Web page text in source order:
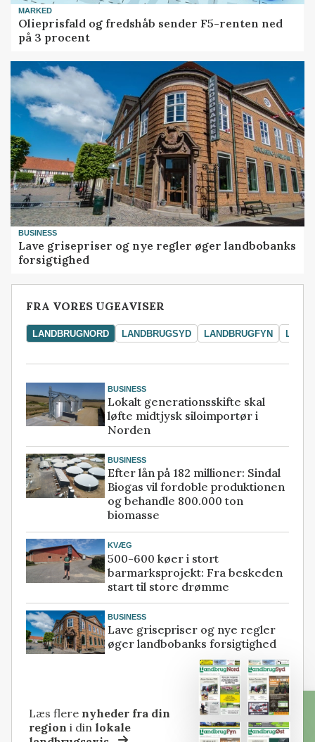
MARKED
Olieprisfald og fredshåb sender F5-renten ned
på 3 procent
BUSINESS
Lave grisepriser og nye regler øger landbobanks
forsigtighed
FRA VORES UGEAVISER
LANDBRUGNORD LANDBRUGSYD LANDBRUGFYN
BUSINESS
Lokalt generationsskifte skal
løfte midtjysk siloimportør i
Norden
BUSINESS
Efter lån på 182 millioner: Sindal
Biogas vil fordoble produktionen
og behandle 800.000 ton
biomasse
KVÆG
500-600 køer i stort
barmarksprojekt: Fra beskeden
start til store drømme
BUSINESS
Lave grisepriser og nye regler
øger landbobanks forsigtighed
Læs flere nyheder fra din
region i dinlokale